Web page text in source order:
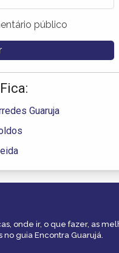
público
Guaruja
onde ir, o que fazer, as
guia Encontra Guarujá.